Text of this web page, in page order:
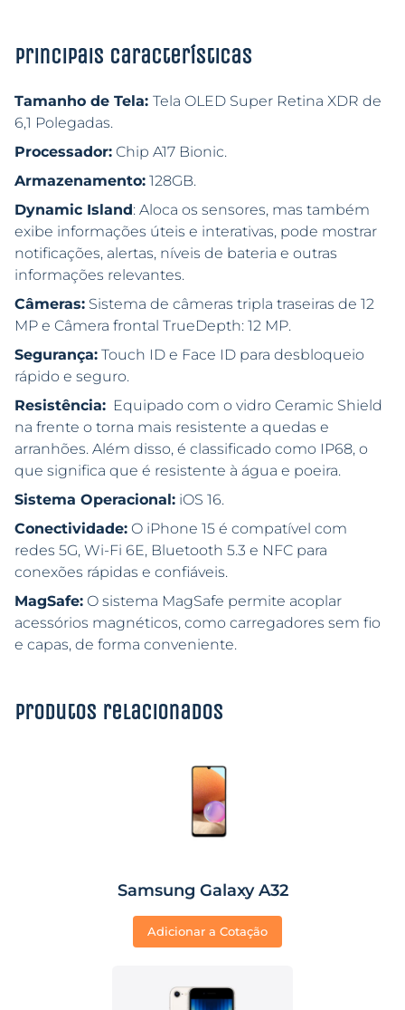
Principais características
Tamanho de Tela: Tela OLED Super Retina XDR de
6,1 Polegadas.
Processador: Chip A17 Bionic.
Armazenamento: 128GB.
Dynamic Island: Aloca os sensores, mas também
exibe informações úteis e interativas, pode mostrar
notificações, alertas, níveis de bateria e outras
informações relevantes.
Câmeras: Sistema de câmeras tripla traseiras de 12
MP e Câmera frontal TrueDepth: 12 MP.
Segurança: Touch ID e Face ID para desbloqueio
rápido e seguro.
Resistência: Equipado com o vidro Ceramic Shield
na frente o torna mais resistente a quedas e
arranhões. Além disso, é classificado como IP68, o
que significa que é resistente à água e poeira.
Sistema Operacional: iOS 16.
Conectividade: O iPhone 15 é compatível com
redes 5G, Wi-Fi 6E, Bluetooth 5.3 e NFC para
conexões rápidas e confiáveis.
MagSafe: O sistema MagSafe permite acoplar
acessórios magnéticos, como carregadores sem fio
e capas, de forma conveniente.
Produtos relacionados
Samsung Galaxy A32
Adicionar a Cotação